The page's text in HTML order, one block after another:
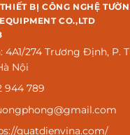
BỊ CÔNG NGHỆ
CO.,LTD
4A1/274 Trương Định, P.
Nội
944 789
quatdienvina.com/